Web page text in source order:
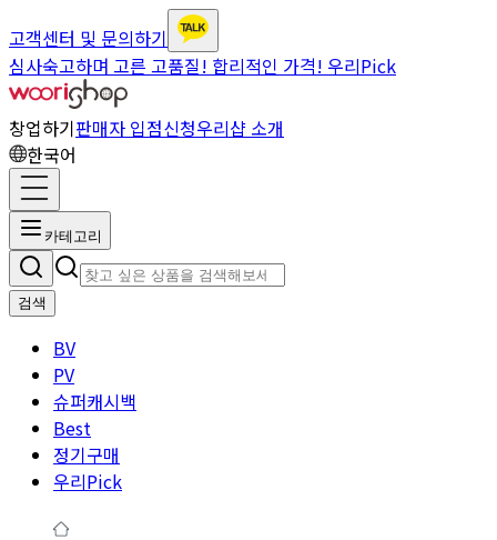
고객센터 및 문의하기
심사숙고하며 고른 고품질! 합리적인 가격! 우리Pick
창업하기판매자 입점신청우리샵 소개
한국어
카테고리
검색
BV
PV
슈퍼캐시백
Best
정기구매
우리Pick